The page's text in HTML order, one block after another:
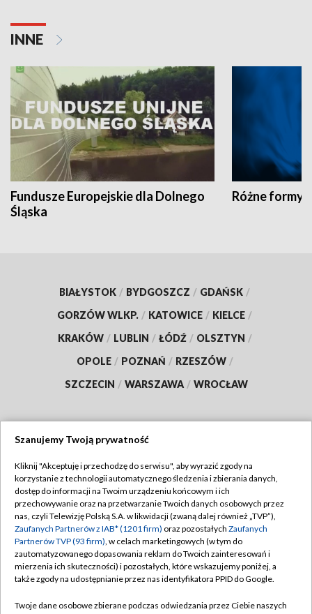
INNE
Fundusze Europejskie dla Dolnego
Śląska
Różne formy
BIAŁYSTOK / BYDGOSZCZ / GDAŃSK /
GORZÓW WLKP. / KATOWICE / KIELCE /
KRAKÓW / LUBLIN / ŁÓDŹ / OLSZTYN /
OPOLE / POZNAŃ / RZESZÓW /
SZCZECIN / WARSZAWA / WROCŁAW
TVP
Abonament TVP
Emisja w TVP
Centrum informacji TVP
Naziemna Telewizja Cyfrowa
Regulamin TVP
Polityka prywatności
Moje zgody
Pomoc
Szanujemy Twoją prywatność
Kliknij "Akceptuję i przechodzę do serwisu", aby wyrazić zgody na
korzystanie z technologii automatycznego śledzenia i zbierania danych,
dostęp do informacji na Twoim urządzeniu końcowym i ich
przechowywanie oraz na przetwarzanie Twoich danych osobowych przez
nas, czyli Telewizję Polską S.A. w likwidacji (zwaną dalej również „TVP”),
Zaufanych Partnerów z IAB* (1201 firm) oraz pozostałych Zaufanych
Partnerów TVP (93 firm), w celach marketingowych (w tym do
zautomatyzowanego dopasowania reklam do Twoich zainteresowań i
mierzenia ich skuteczności) i pozostałych, które wskazujemy poniżej, a
także zgody na udostępnianie przez nas identyfikatora PPID do Google.
Twoje dane osobowe zbierane podczas odwiedzania przez Ciebie naszych